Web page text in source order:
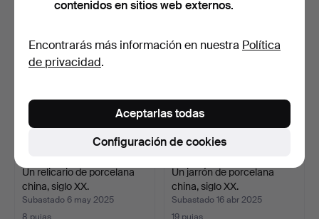
Un relicario de porcelana
china, siglo XX.
Subastado 6 may 2025
Un jarrón de porcelana
china, siglo XX.
Subastado 16 abr 2025
contenidos en sitios web externos.
Encontrarás más información en nuestra Política
de privacidad.
Configuración de cookies
Aceptarlas todas